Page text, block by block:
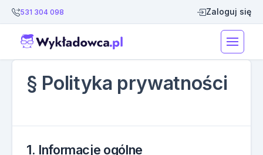
531 304 098 Zaloguj się
§ Polityka prywatności
1. Informacje ogólne